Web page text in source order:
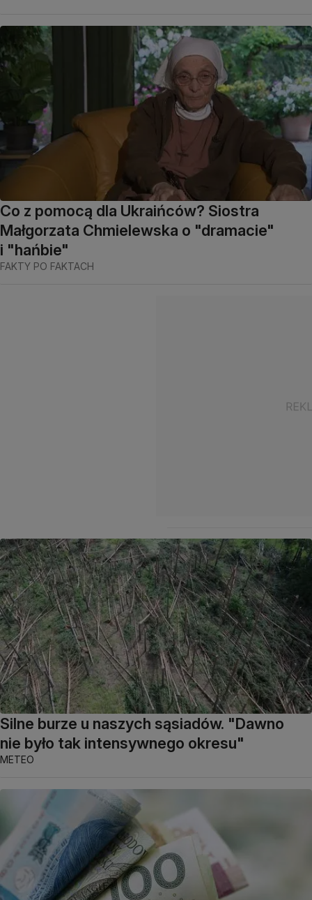
Co z pomocą dla Ukraińców? Siostra
Małgorzata Chmielewska o "dramacie"
i "hańbie"
FAKTY PO FAKTACH
Silne burze u naszych sąsiadów. "Dawno
nie było tak intensywnego okresu"
METEO